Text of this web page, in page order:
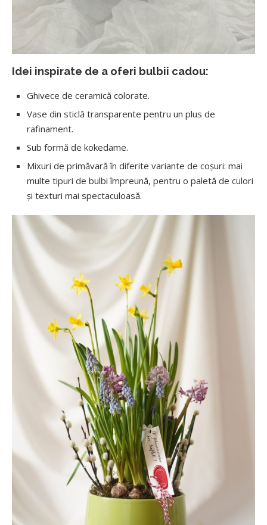
Idei inspirate de a oferi bulbii cadou:
Ghivece de ceramică colorate.
Vase din sticlă transparente pentru un plus de
rafinament.
Sub formă de kokedame.
Mixuri de primăvară în diferite variante de coșuri: mai
multe tipuri de bulbi împreună, pentru o paletă de culori
și texturi mai spectaculoasă.